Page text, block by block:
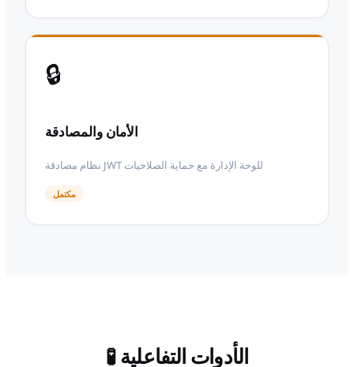
🔒
الأمان والمصادقة
نظام مصادقة JWT للوحة الإدارة مع حماية الصلاحيات
مكتمل
🧪الأدوات التفاعلية